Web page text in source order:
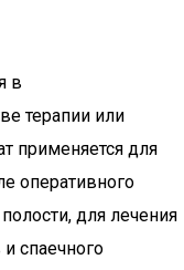
в
терапии или
применяется для
оперативного
для лечения
спаечного